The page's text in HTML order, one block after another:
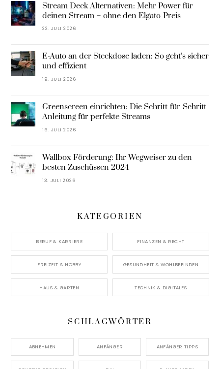
Stream Deck Alternativen: Mehr Power für
deinen Stream – ohne den Elgato-Preis
22. JULI 2026
E-Auto an der Steckdose laden: So geht’s sicher
und effizient
19. JULI 2026
Greenscreen einrichten: Die Schritt-für-Schritt-
Anleitung für perfekte Streams
16. JULI 2026
Wallbox Förderung: Ihr Wegweiser zu den
besten Zuschüssen 2024
13. JULI 2026
KATEGORIEN
BERUF & KARRIERE FINANZEN & RECHT
FREIZEIT & HOBBY GESUNDHEIT & WOHLBEFINDEN
HAUS & GARTEN TECHNIK & DIGITALES
SCHLAGWÖRTER
ABNEHMEN ANFÄNGER ANFÄNGER TIPPS